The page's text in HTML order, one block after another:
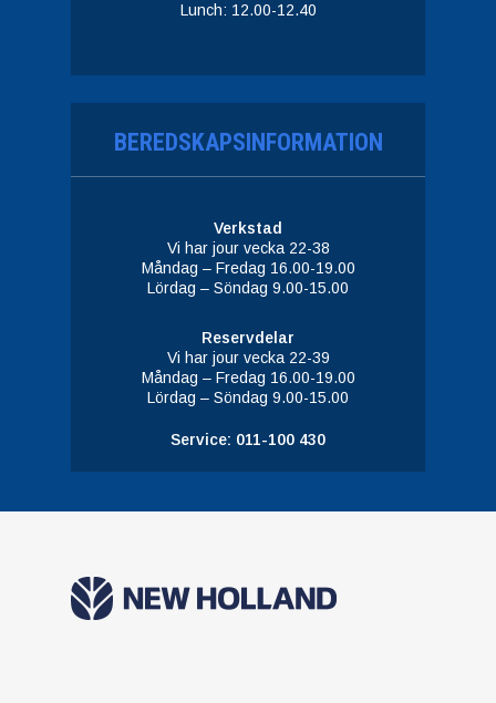
Lunch: 12.00-12.40
BEREDSKAPSINFORMATION
Verkstad
Vi har jour vecka 22-38
Måndag – Fredag 16.00-19.00
Lördag – Söndag 9.00-15.00
Reservdelar
Vi har jour vecka 22-39
Måndag – Fredag 16.00-19.00
Lördag – Söndag 9.00-15.00
Service: 011-100 430